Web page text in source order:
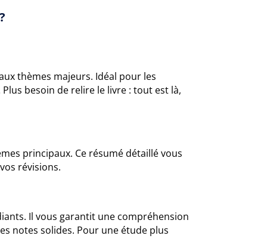
thèmes majeurs. Idéal pour les
besoin de relire le livre : tout est là,
principaux. Ce résumé détaillé vous
révisions.
Il vous garantit une compréhension
notes solides. Pour une étude plus